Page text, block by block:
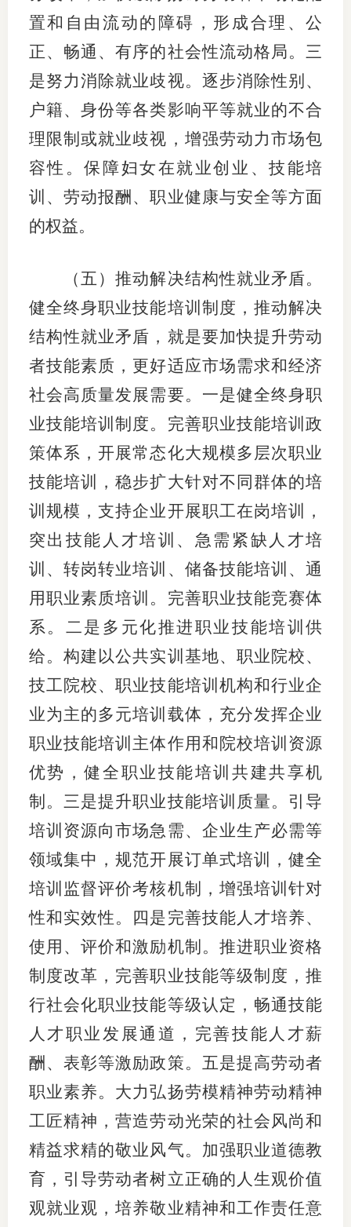
置和自由流动的障碍，形成合理、公
正、畅通、有序的社会性流动格局。三
是努力消除就业歧视。逐步消除性别、
户籍、身份等各类影响平等就业的不合
理限制或就业歧视，增强劳动力市场包
容性。保障妇女在就业创业、技能培
训、劳动报酬、职业健康与安全等方面
的权益。
（五）推动解决结构性就业矛盾。
健全终身职业技能培训制度，推动解决
结构性就业矛盾，就是要加快提升劳动
者技能素质，更好适应市场需求和经济
社会高质量发展需要。一是健全终身职
业技能培训制度。完善职业技能培训政
策体系，开展常态化大规模多层次职业
技能培训，稳步扩大针对不同群体的培
训规模，支持企业开展职工在岗培训，
突出技能人才培训、急需紧缺人才培
训、转岗转业培训、储备技能培训、通
用职业素质培训。完善职业技能竞赛体
系。二是多元化推进职业技能培训供
给。构建以公共实训基地、职业院校、
技工院校、职业技能培训机构和行业企
业为主的多元培训载体，充分发挥企业
职业技能培训主体作用和院校培训资源
优势，健全职业技能培训共建共享机
制。三是提升职业技能培训质量。引导
培训资源向市场急需、企业生产必需等
领域集中，规范开展订单式培训，健全
培训监督评价考核机制，增强培训针对
性和实效性。四是完善技能人才培养、
使用、评价和激励机制。推进职业资格
制度改革，完善职业技能等级制度，推
行社会化职业技能等级认定，畅通技能
人才职业发展通道，完善技能人才薪
酬、表彰等激励政策。五是提高劳动者
职业素养。大力弘扬劳模精神劳动精神
工匠精神，营造劳动光荣的社会风尚和
精益求精的敬业风气。加强职业道德教
育，引导劳动者树立正确的人生观价值
观就业观，培养敬业精神和工作责任意